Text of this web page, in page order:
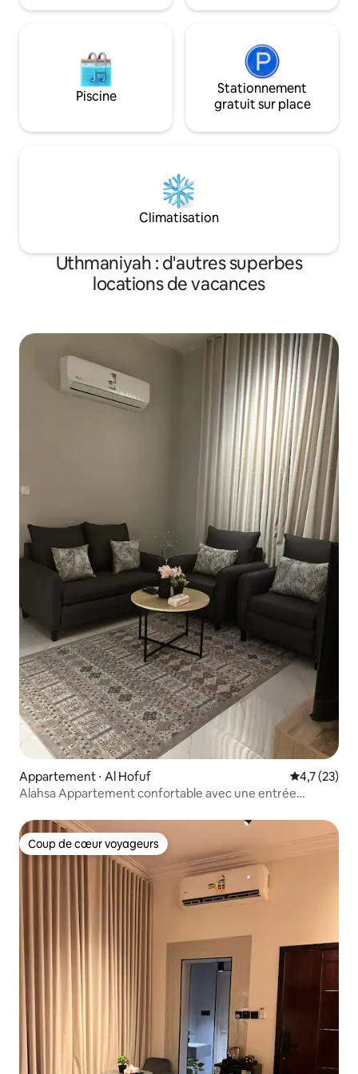
luxe • Café, thé et eau gratuits 🌿 Le
tranquillité et de luxe.
Piscine
Stationnement
gratuit sur place
Climatisation
Uthmaniyah : d'autres superbes
locations de vacances
Appartement ⋅ Al Hofuf Évaluation
4,7 (23)
Alahsa Appartement confortable avec une entrée
Coup de cœur voyageurs
Coup de cœur voyageurs